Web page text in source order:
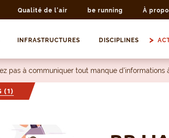
Qualité de l'air be running À
INFRASTRUCTURES DISCIPLINES
pas à communiquer tout manque d’informations
(1)